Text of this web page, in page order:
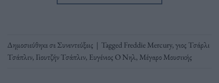
Δημοσιεύθηκε σεΣυνεντεύξεις | TaggedFreddie Mercury,γιος Τσάρλι
Τσάπλιν, Γιουτζήν Τσάπλιν, Ευγένιος Ο Νηλ, Μέγαρο Μουσικής